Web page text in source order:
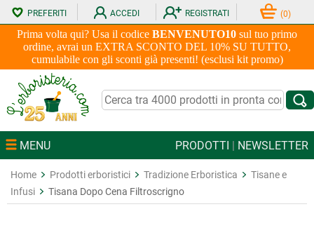
Prima volta qui? Usa il codice BENVENUTO10 sul tuo primo
ordine, avrai un EXTRA SCONTO DEL 10% SU TUTTO,
cumulabile con gli sconti già presenti! (esclusi kit promo)
PREFERITI ACCEDI REGISTRATI (0)
MENU PRODOTTI | NEWSLETTER
Home Prodotti erboristici Tradizione Erboristica
Tisane e
Infusi
Tisana Dopo Cena Filtroscrigno